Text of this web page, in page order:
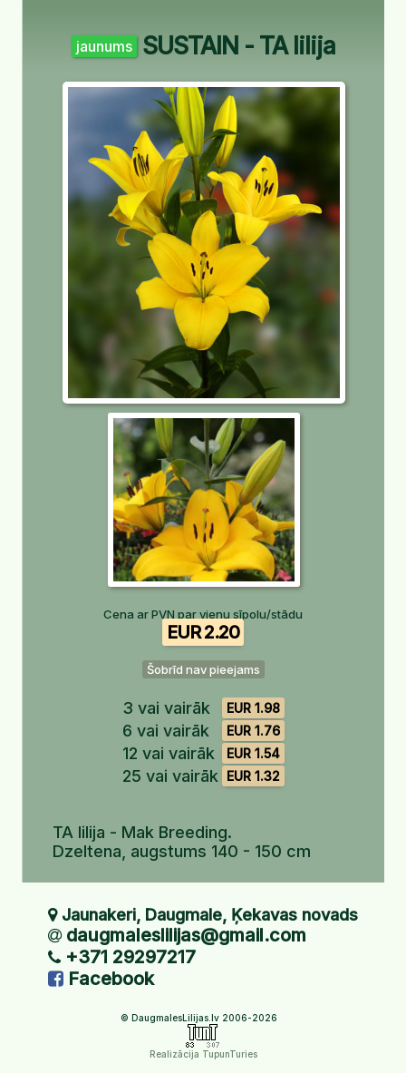
jaunums SUSTAIN - TA lilija
Cena ar PVN par vienu sīpolu/stādu
EUR 2.20
Šobrīd nav pieejams
3 vai vairāk EUR 1.98
6 vai vairāk EUR 1.76
12 vai vairāk EUR 1.54
25 vai vairāk EUR 1.32
TA lilija - Mak Breeding.
Dzeltena, augstums 140 - 150 cm
Jaunakeri, Daugmale, Ķekavas novads
daugmaleslilijas@gmail.com
+371 29297217
Facebook
© DaugmalesLilijas.lv 2006-2026
Realizācija TupunTuries